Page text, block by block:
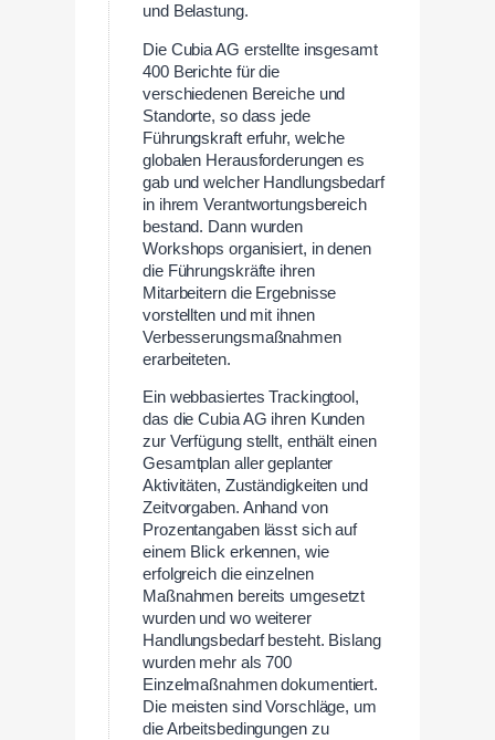
und Belastung.
Die Cubia AG erstellte insgesamt
400 Berichte für die
verschiedenen Bereiche und
Standorte, so dass jede
Führungskraft erfuhr, welche
globalen Herausforderungen es
gab und welcher Handlungsbedarf
in ihrem Verantwortungsbereich
bestand. Dann wurden
Workshops organisiert, in denen
die Führungskräfte ihren
Mitarbeitern die Ergebnisse
vorstellten und mit ihnen
Verbesserungsmaßnahmen
erarbeiteten.
Ein webbasiertes Trackingtool,
das die Cubia AG ihren Kunden
zur Verfügung stellt, enthält einen
Gesamtplan aller geplanter
Aktivitäten, Zuständigkeiten und
Zeitvorgaben. Anhand von
Prozentangaben lässt sich auf
einem Blick erkennen, wie
erfolgreich die einzelnen
Maßnahmen bereits umgesetzt
wurden und wo weiterer
Handlungsbedarf besteht. Bislang
wurden mehr als 700
Einzelmaßnahmen dokumentiert.
Die meisten sind Vorschläge, um
die Arbeitsbedingungen zu